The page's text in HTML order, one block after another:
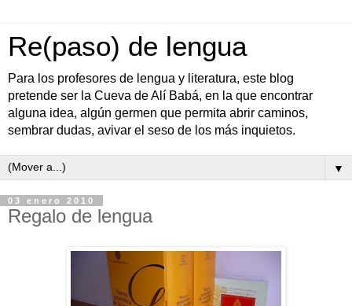
Re(paso) de lengua
Para los profesores de lengua y literatura, este blog
pretende ser la Cueva de Alí Babá, en la que encontrar
alguna idea, algún germen que permita abrir caminos,
sembrar dudas, avivar el seso de los más inquietos.
▼
03 enero 2010
Regalo de lengua